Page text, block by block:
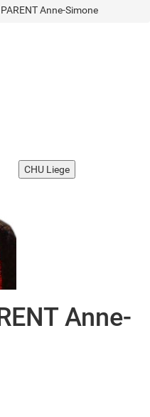
Anne-Simone
CHU Liege
Anne-